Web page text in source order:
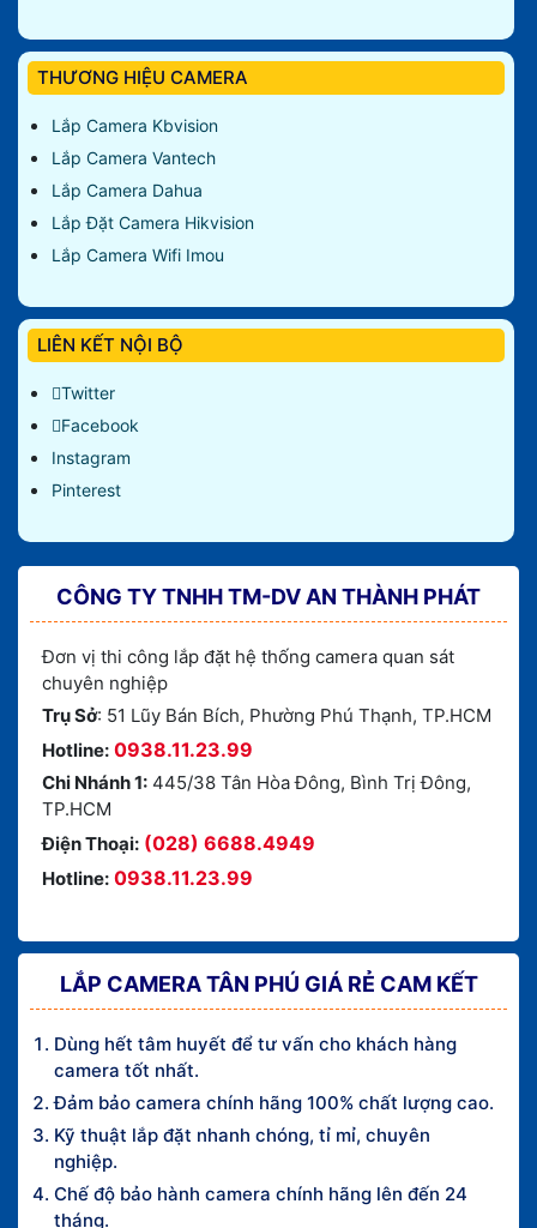
THƯƠNG HIỆU CAMERA
Lắp Camera Kbvision
Lắp Camera Vantech
Lắp Camera Dahua
Lắp Đặt Camera Hikvision
Lắp Camera Wifi Imou
LIÊN KẾT NỘI BỘ
Twitter
Facebook
Instagram
Pinterest
CÔNG TY TNHH TM-DV AN THÀNH PHÁT
Đơn vị thi công lắp đặt hệ thống camera quan sát
chuyên nghiệp
Trụ Sở: 51 Lũy Bán Bích, Phường Phú Thạnh, TP.HCM
Hotline: 0938.11.23.99
Chi Nhánh 1: 445/38 Tân Hòa Đông, Bình Trị Đông,
TP.HCM
Điện Thoại: (028) 6688.4949
Hotline: 0938.11.23.99
LẮP CAMERA TÂN PHÚ GIÁ RẺ CAM KẾT
Dùng hết tâm huyết để tư vấn cho khách hàng
camera tốt nhất.
Đảm bảo camera chính hãng 100% chất lượng cao.
Kỹ thuật lắp đặt nhanh chóng, tỉ mỉ, chuyên
nghiệp.
Chế độ bảo hành camera chính hãng lên đến 24
tháng.